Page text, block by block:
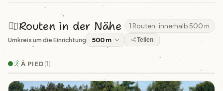
Routen in der Nähe 1 Routen · innerhalb 500 m
Umkreis um die Einrichtung Teilen
À PIED(1)